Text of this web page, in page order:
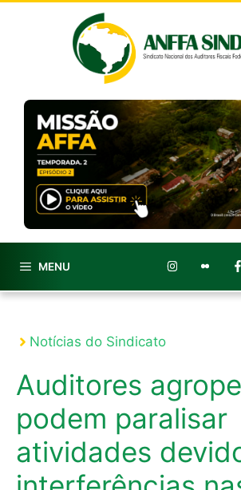
MENU
Notícias do Sindicato
Auditores
podem paralisar
atividades